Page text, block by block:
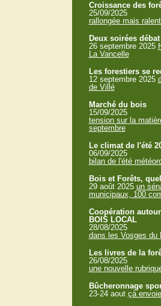
Croissance des
25/09/2025
rallongée mais
Deux soirées
26 septembre 2025
La Vancelle
Les forestiers se
12 septembre 2025
de Villé
Marché du bois
15/09/2025
tension sur la
septembre
Le climat de l'été
06/09/2025
bilan de l'été
Bois et Forêts,
29 août 2025 un
municipaux, 100
Coopération
BOIS LOCAL
28/08/2025
dans les Vosges du
Les livres de la
26/08/2025
une nouvelle
Bûcheronnage
23-24 aout çà